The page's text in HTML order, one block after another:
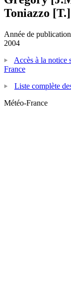
Toniazzo [T.]
Année de publication
2004
Accès à la notice
France
Liste complète
Météo-France